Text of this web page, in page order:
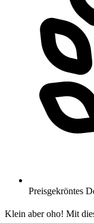
Preisgekröntes
Klein aber oho! Mit